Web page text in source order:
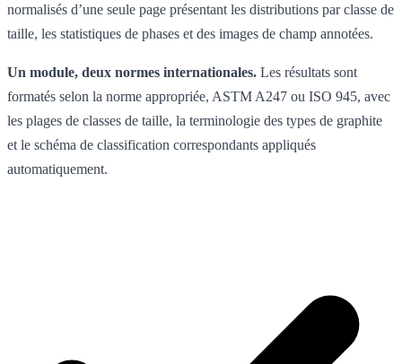
normalisés d’une seule page présentant les distributions par classe de
taille, les statistiques de phases et des images de champ annotées.
Un module, deux normes internationales. Les résultats sont
formatés selon la norme appropriée, ASTM A247 ou ISO 945, avec
les plages de classes de taille, la terminologie des types de graphite
et le schéma de classification correspondants appliqués
automatiquement.